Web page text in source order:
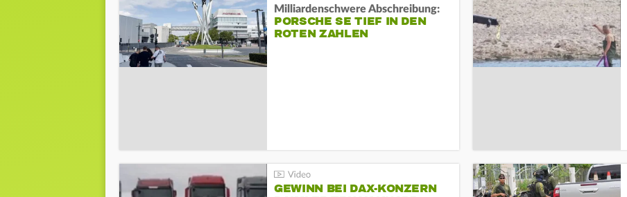
Milliardenschwere Abschreibung:
PORSCHE SE TIEF IN DEN
ROTEN ZAHLEN
GEWINN BEI DAX-KONZERN